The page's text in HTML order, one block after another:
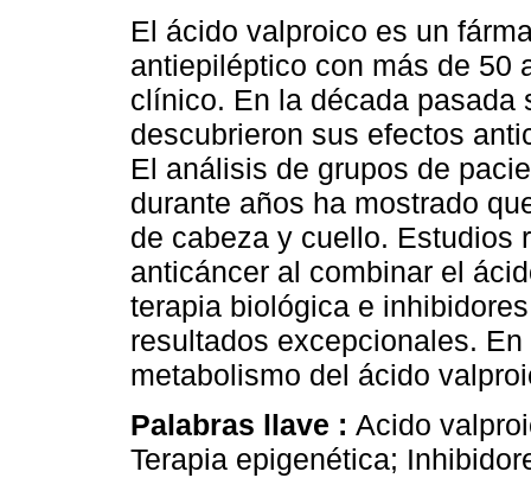
El ácido valproico es un
antiepiléptico con más de 50
clínico. En la década pasada
descubrieron sus efectos
El análisis de grupos de
durante años ha mostrado
de cabeza y cuello. Estudios
anticáncer al combinar el
terapia biológica e
resultados excepcionales.
metabolismo del ácido
Palabras llave : Acido
Terapia epigenética;